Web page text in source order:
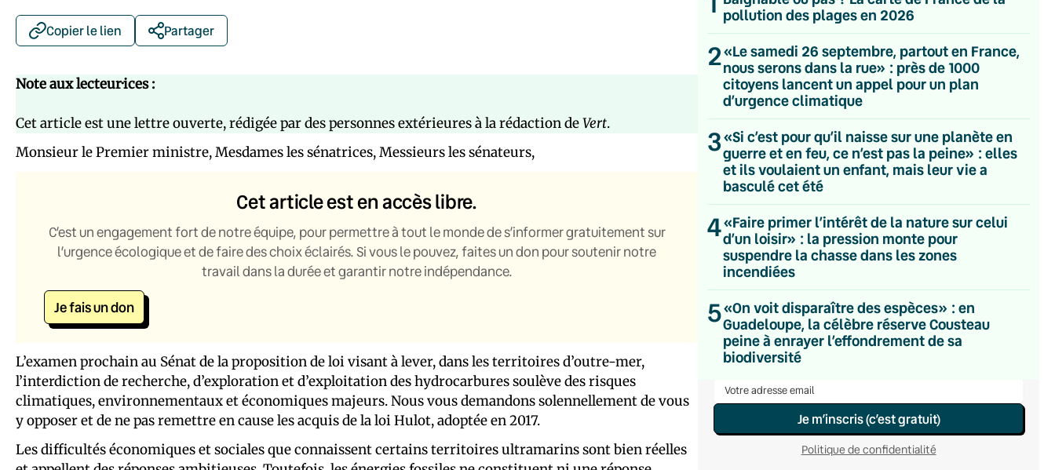
Copier le lien Partager
Note aux lecteur·ices :
Cet article est une lettre ouverte, rédigée par des personnes extérieures à la rédaction deVert.
Monsieur le Premier ministre, Mesdames les sénatrices, Messieurs les sénateurs,
Cet article est en accès libre.
C’est un engagement fort de notre équipe, pour permettre à tout le monde de s’informer gratuitement sur
l’urgence écologique et de faire des choix éclairés. Si vous le pouvez, faites un don pour soutenir notre
travail dans la durée et garantir notre indépendance.
Je fais un don
L’examen prochain au Sénat de la proposition de loi visant à lever, dans les territoires d’outre-mer,
l’interdiction de recherche, d’exploration et d’exploitation des hydrocarbures soulève des risques
climatiques, environnementaux et économiques majeurs. Nous vous demandons solennellement de vous
y opposer et de ne pas remettre en cause les acquis de la loi Hulot, adoptée en 2017.
Les difficultés économiques et sociales que connaissent certains territoires ultramarins sont bien réelles
pollution des plages en 2026
2«Le samedi 26 septembre, partout en France,
nous serons dans la rue» : près de 1000
citoyens lancent un appel pour un plan
d’urgence climatique
3«Si c’est pour qu’il naisse sur une planète en
guerre et en feu, ce n’est pas la peine» : elles
et ils voulaient un enfant, mais leur vie a
basculé cet été
4«Faire primer l’intérêt de la nature sur celui
d’un loisir» : la pression monte pour
suspendre la chasse dans les zones
incendiées
5«On voit disparaître des espèces» : en
Guadeloupe, la célèbre réserve Cousteau
peine à enrayer l’effondrement de sa
biodiversité
💌 Inscrivez-vous à nos newsletters
Quotidienne
Du lundi au vendredi
Le samedi
Chaleurs Actuelles
Une fois par mois
C’était Mieux Après
Occasionnelle
Je m’inscris (c’est gratuit)
Politique de confidentialité